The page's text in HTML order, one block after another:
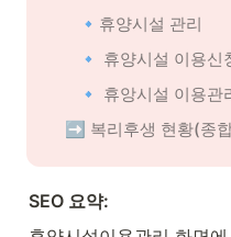
🔹휴양시설 관리
🔹 휴양시설 이용신
🔹 휴앙시설 이용관
➡️ 복리후생 현황(종
SEO 요약: